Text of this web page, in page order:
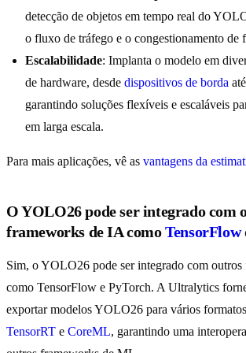
detecção de objetos em tempo real do
o fluxo de tráfego e o congestionamento de
Escalabilidade: Implanta o modelo em
de hardware, desde dispositivos de borda
garantindo soluções flexíveis e escaláveis
em larga escala.
Para mais aplicações, vê as vantagens da
O YOLO26 pode ser integrado com
frameworks de IA comoTensorFlow
Sim, o YOLO26 pode ser integrado com
como TensorFlow e PyTorch. A Ultralytics
exportar modelos YOLO26 para vários
TensorRT e CoreML, garantindo uma